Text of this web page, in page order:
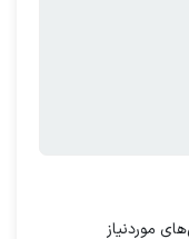
کنید.
این مقاله
موردنیاز